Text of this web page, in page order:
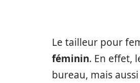
Le tailleur pour
féminin. En effet,
bureau, mais